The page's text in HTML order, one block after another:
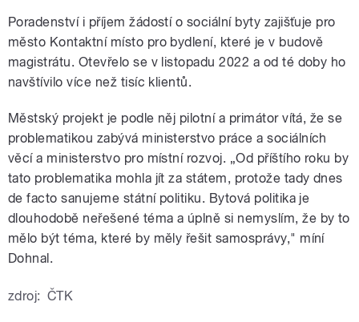
Poradenství i příjem žádostí o sociální byty zajišťuje pro
město Kontaktní místo pro bydlení, které je v budově
magistrátu. Otevřelo se v listopadu 2022 a od té doby ho
navštívilo více než tisíc klientů.
Městský projekt je podle něj pilotní a primátor vítá, že se
problematikou zabývá ministerstvo práce a sociálních
věcí a ministerstvo pro místní rozvoj. „Od příštího roku by
tato problematika mohla jít za státem, protože tady dnes
de facto sanujeme státní politiku. Bytová politika je
dlouhodobě neřešené téma a úplně si nemyslím, že by to
mělo být téma, které by měly řešit samosprávy," míní
Dohnal.
zdroj: ČTK